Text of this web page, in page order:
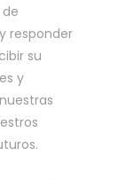
responder
su
y